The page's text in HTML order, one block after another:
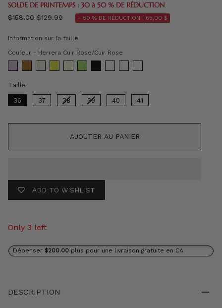
SOLDE DE PRINTEMPS : 30 à 50 % DE RÉDUCTION
régulier
$158.00 $129.99 - 50 % DE RÉDUCTION | 65,00 $
Information sur la taille
Couleur - Herrera Cuir Rose/Cuir Rose
Taille
36 37 38 39 40 41
AJOUTER AU PANIER
ADD TO WISHLIST
Only 3 left
Dépenser $200.00 plus pour une livraison gratuite en CA
DESCRIPTION